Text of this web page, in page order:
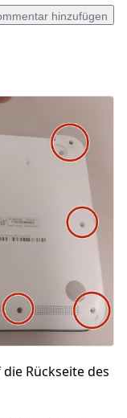
hinzufügen
Rückseite des